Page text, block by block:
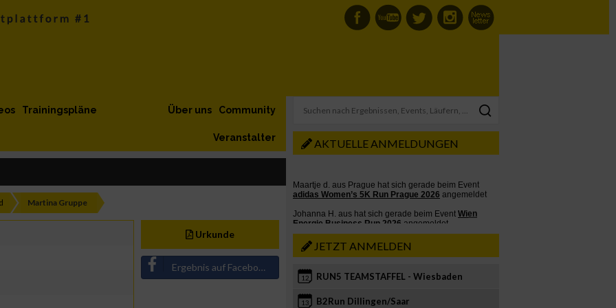
Trainingspläne Community
Über uns
Veranstalter
Martina Gruppe
Urkunde
Ergebnis auf Facebook teilen
AKTUELLE ANMELDUNGEN
JETZT ANMELDEN
12 RUN5 TEAMSTAFFEL - Wiesbaden
13 B2Run Dillingen/Saar